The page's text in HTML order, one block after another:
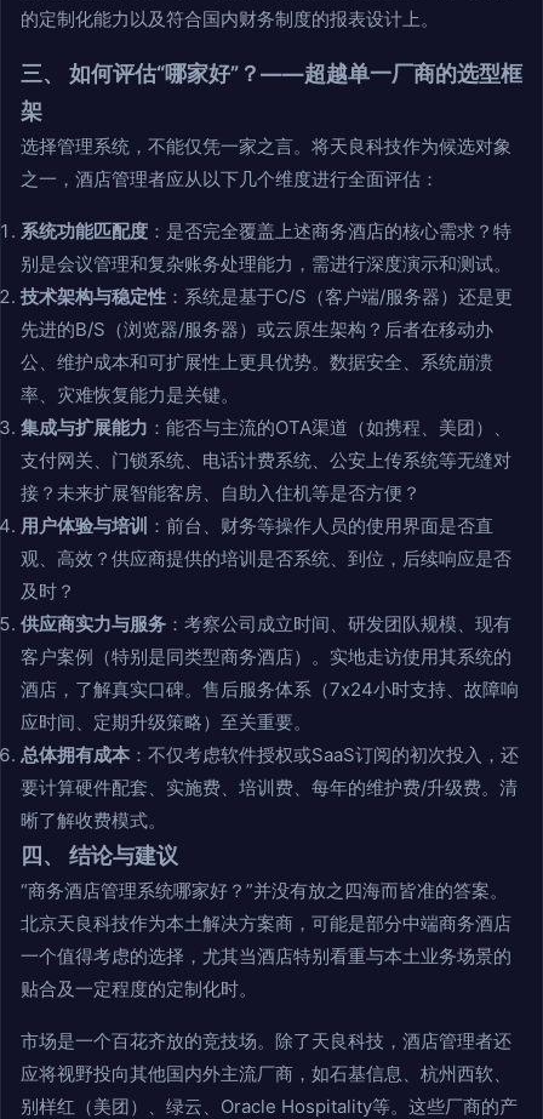
的定制化能力以及符合国内财务制度的报表设计上。
三、 如何评估“哪家好”？——超越单一厂商的选型框
架
选择管理系统，不能仅凭一家之言。将天良科技作为候选对象
之一，酒店管理者应从以下几个维度进行全面评估：
系统功能匹配度 ：是否完全覆盖上述商务酒店的核心需求？特
别是会议管理和复杂账务处理能力，需进行深度演示和测试。
技术架构与稳定性 ：系统是基于C/S（客户端/服务器）还是更
先进的B/S（浏览器/服务器）或云原生架构？后者在移动办
公、维护成本和可扩展性上更具优势。数据安全、系统崩溃
率、灾难恢复能力是关键。
集成与扩展能力 ：能否与主流的OTA渠道（如携程、美团）、
支付网关、门锁系统、电话计费系统、公安上传系统等无缝对
接？未来扩展智能客房、自助入住机等是否方便？
用户体验与培训 ：前台、财务等操作人员的使用界面是否直
观、高效？供应商提供的培训是否系统、到位，后续响应是否
及时？
供应商实力与服务 ：考察公司成立时间、研发团队规模、现有
客户案例（特别是同类型商务酒店）。实地走访使用其系统的
酒店，了解真实口碑。售后服务体系（7x24小时支持、故障响
应时间、定期升级策略）至关重要。
总体拥有成本 ：不仅考虑软件授权或SaaS订阅的初次投入，还
要计算硬件配套、实施费、培训费、每年的维护费/升级费。清
晰了解收费模式。
四、 结论与建议
“商务酒店管理系统哪家好？”并没有放之四海而皆准的答案。
北京天良科技作为本土解决方案商，可能是部分中端商务酒店
一个值得考虑的选择，尤其当酒店特别看重与本土业务场景的
贴合及一定程度的定制化时。
市场是一个百花齐放的竞技场。除了天良科技，酒店管理者还
应将视野投向其他国内外主流厂商，如石基信息、杭州西软、
别样红（美团）、绿云、Oracle Hospitality等。这些厂商的产